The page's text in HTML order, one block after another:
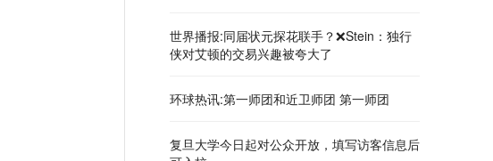
世界播报:同届状元探花联手？❌Stein：独行
侠对艾顿的交易兴趣被夸大了
环球热讯:第一师团和近卫师团 第一师团
复旦大学今日起对公众开放，填写访客信息后